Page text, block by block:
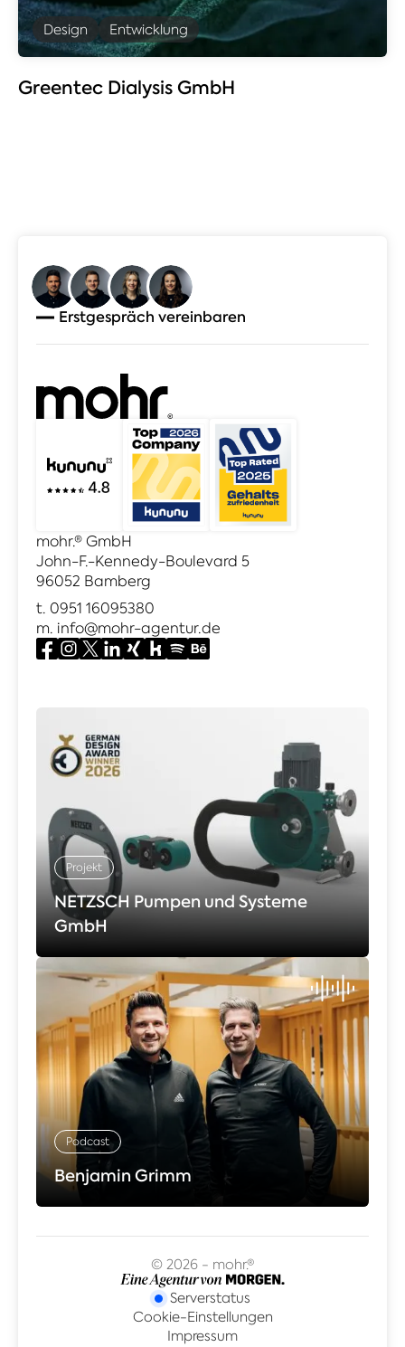
Design Entwicklung
Greentec Dialysis GmbH
Erstgespräch vereinbaren
mohr.® GmbH
John-F.-Kennedy-Boulevard 5
96052 Bamberg
t. 0951 16095380
m. info@mohr-agentur.de
Projekt
NETZSCH Pumpen und Systeme
GmbH
Podcast
Benjamin Grimm
© 2026 - mohr.®
Serverstatus
Cookie-Einstellungen
Impressum